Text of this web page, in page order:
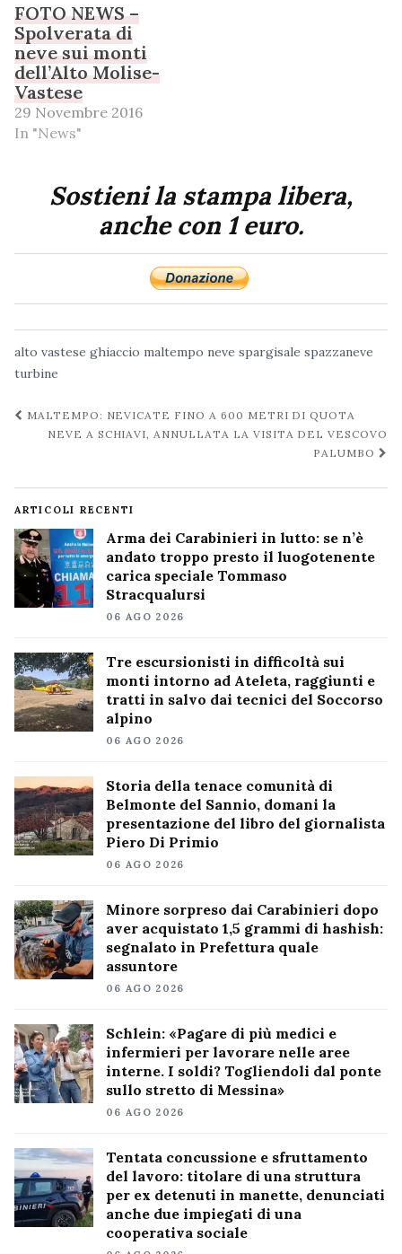
FOTO NEWS –
Spolverata di
neve sui monti
dell’Alto Molise-
Vastese
29 Novembre 2016
In "News"
Sostieni la stampa libera,
anche con 1 euro.
alto vastese ghiaccio maltempo neve spargisale spazzaneve
turbine
Navigazione
post
MALTEMPO: NEVICATE FINO A 600 METRI DI QUOTA
NEVE A SCHIAVI, ANNULLATA LA VISITA DEL VESCOVO
PALUMBO
ARTICOLI RECENTI
Arma dei Carabinieri in lutto: se n’è
andato troppo presto il luogotenente
carica speciale Tommaso
Stracqualursi
06 AGO 2026
Tre escursionisti in difficoltà sui
monti intorno ad Ateleta, raggiunti e
tratti in salvo dai tecnici del Soccorso
alpino
06 AGO 2026
Storia della tenace comunità di
Belmonte del Sannio, domani la
presentazione del libro del giornalista
Piero Di Primio
06 AGO 2026
Minore sorpreso dai Carabinieri dopo
aver acquistato 1,5 grammi di hashish:
segnalato in Prefettura quale
assuntore
06 AGO 2026
Schlein: «Pagare di più medici e
infermieri per lavorare nelle aree
interne. I soldi? Togliendoli dal ponte
sullo stretto di Messina»
06 AGO 2026
Tentata concussione e sfruttamento
del lavoro: titolare di una struttura
per ex detenuti in manette, denunciati
anche due impiegati di una
cooperativa sociale